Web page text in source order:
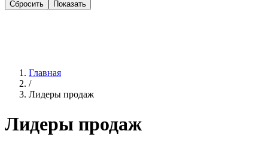
Сбросить Показать
Главная
/
Лидеры продаж
Лидеры продаж